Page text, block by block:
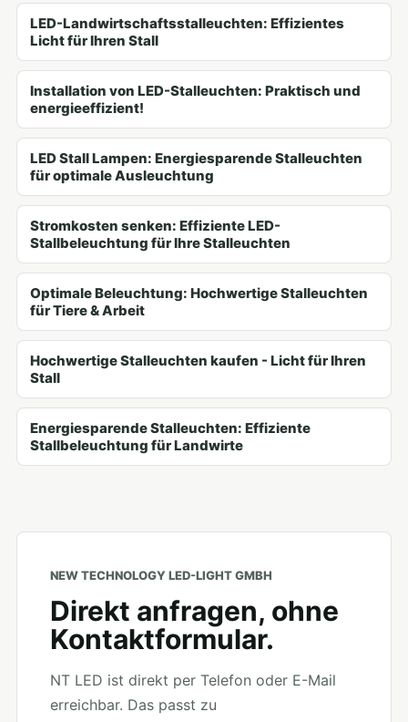
LED-Landwirtschaftsstalleuchten: Effizientes
Licht für Ihren Stall
Installation von LED-Stalleuchten: Praktisch und
energieeffizient!
LED Stall Lampen: Energiesparende Stalleuchten
für optimale Ausleuchtung
Stromkosten senken: Effiziente LED-
Stallbeleuchtung für Ihre Stalleuchten
Optimale Beleuchtung: Hochwertige Stalleuchten
für Tiere & Arbeit
Hochwertige Stalleuchten kaufen - Licht für Ihren
Stall
Energiesparende Stalleuchten: Effiziente
Stallbeleuchtung für Landwirte
NEW TECHNOLOGY LED-LIGHT GMBH
Direkt anfragen, ohne
Kontaktformular.
NT LED ist direkt per Telefon oder E-Mail
erreichbar. Das passt zu